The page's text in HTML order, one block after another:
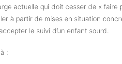
actuelle qui doit cesser de « faire
à partir de mises en situation
le suivi d’un enfant sourd.
: